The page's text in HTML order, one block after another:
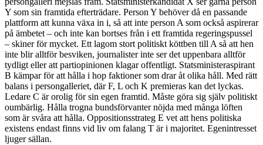
Y som sin framtida efterträdare. Person Y behöver då en passande
plattform att kunna växa in i, så att inte person A som också aspirerar
på ämbetet – och inte kan bortses från i ett framtida regeringspussel
– skiner för mycket. Ett lagom stort politiskt köttben till A så att hen
inte blir alltför besviken, journalister inte ser det uppenbara alltför
tydligt eller att partiopinionen klagar offentligt. Statsministeraspirant
B kämpar för att hålla i hop faktioner som drar åt olika håll. Med rätt
balans i persongalleriet, där F, L och K premieras kan det lyckas.
Ledare C är orolig för sin egen framtid. Måste göra sig själv politiskt
oumbärlig. Hålla trogna bundsförvanter nöjda med många löften
som är svåra att hålla. Oppositionsstrateg E vet att hens politiska
existens endast finns vid liv om falang T är i majoritet. Egenintresset
ljuger sällan.